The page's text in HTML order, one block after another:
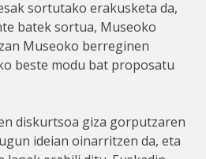
sortutako erakusketa da,
batek sortua, Museoko
Museoko berreginen
beste modu bat proposatu
diskurtsoa giza gorputzaren
ideian oinarritzen da, eta